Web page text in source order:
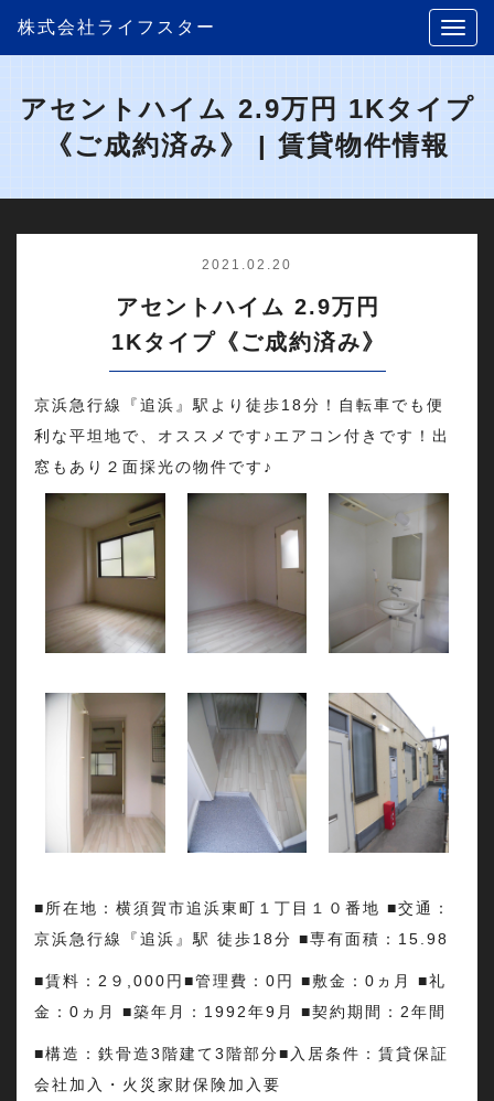
株式会社ライフスター
アセントハイム 2.9万円 1Kタイプ
《ご成約済み》 | 賃貸物件情報
2021.02.20
アセントハイム 2.9万円
1Kタイプ《ご成約済み》
京浜急行線『追浜』駅より徒歩18分！自転車でも便
利な平坦地で、オススメです♪エアコン付きです！出
窓もあり２面採光の物件です♪
■所在地：横須賀市追浜東町１丁目１０番地 ■交通：
京浜急行線『追浜』駅 徒歩18分 ■専有面積：15.98
■賃料：2９,000円■管理費：0円 ■敷金：0ヵ月 ■礼
金：0ヵ月 ■築年月：1992年9月 ■契約期間：2年間
■構造：鉄骨造3階建て3階部分■入居条件：賃貸保証
会社加入・火災家財保険加入要